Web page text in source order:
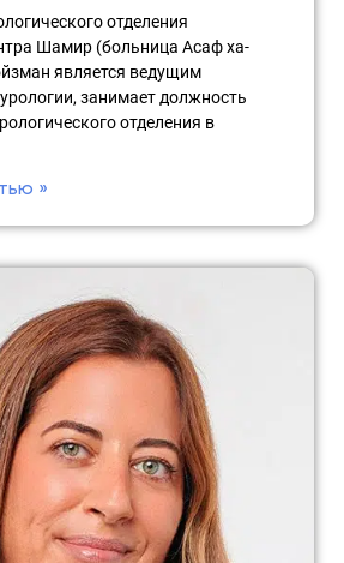
отделения
Шамир (больница Асаф ха-
является ведущим
занимает должность
отделения в
»